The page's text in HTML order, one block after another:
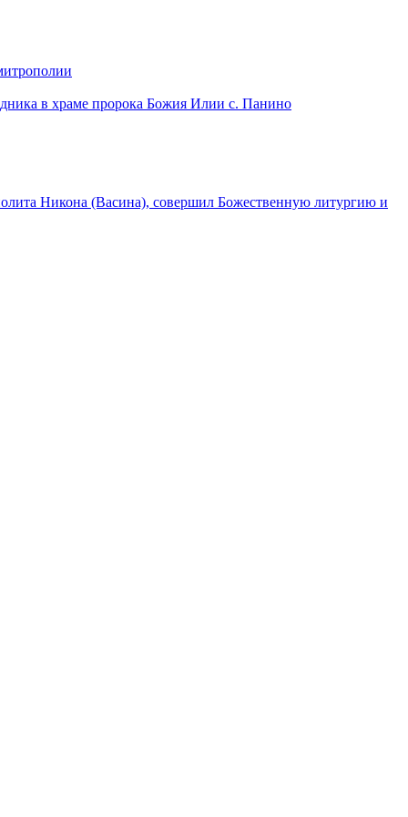
в храме пророка Божия Илии с. Панино
Никона (Васина), совершил Божественную литургию и